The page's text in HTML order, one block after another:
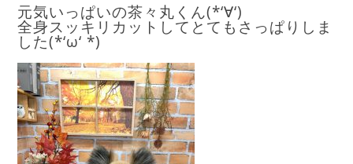
元気いっぱいの茶々丸くん(*‘∀‘)
全身スッキリカットしてとてもさっぱりしま
した(*‘ω‘ *)